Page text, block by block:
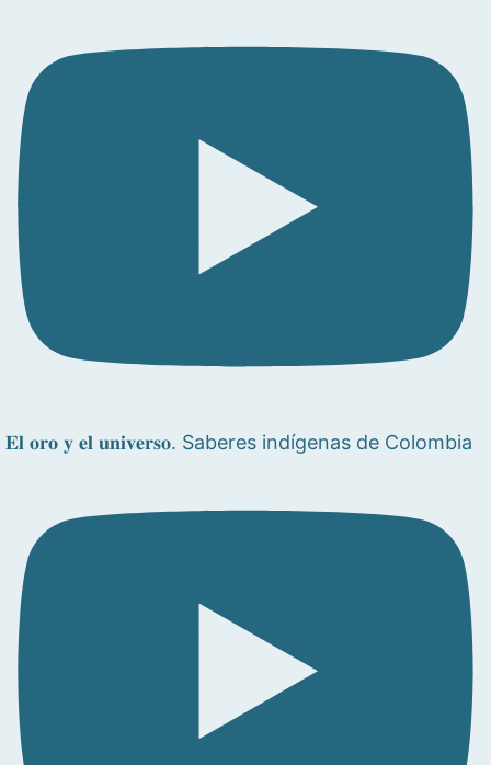
𝐄𝐥 𝐨𝐫𝐨 𝐲 𝐞𝐥 𝐮𝐧𝐢𝐯𝐞𝐫𝐬𝐨. Saberes indígenas de Colombia